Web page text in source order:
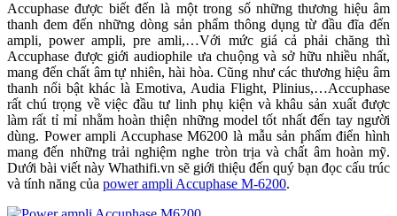
Accuphase được biết đến là một trong số những thương hiệu âm
thanh đem đến những dòng sản phẩm thông dụng từ đầu đĩa đến
ampli, power ampli, pre amli,…Với mức giá cả phải chăng thì
Accuphase được giới audiophile ưa chuộng và sở hữu nhiều nhất,
mang đến chất âm tự nhiên, hài hòa. Cũng như các thương hiệu âm
thanh nổi bật khác là Emotiva, Audia Flight, Plinius,…Accuphase
rất chú trọng về việc đầu tư linh phụ kiện và khâu sản xuất được
làm rất tỉ mỉ nhằm hoàn thiện những model tốt nhất đến tay người
dùng. Power ampli Accuphase M6200 là mẫu sản phẩm điển hình
mang đến những trải nghiệm nghe tròn trịa và chất âm hoàn mỹ.
Dưới bài viết này Whathifi.vn sẽ giới thiệu đến quý bạn đọc cấu trúc
và tính năng của power ampli Accuphase M-6200.